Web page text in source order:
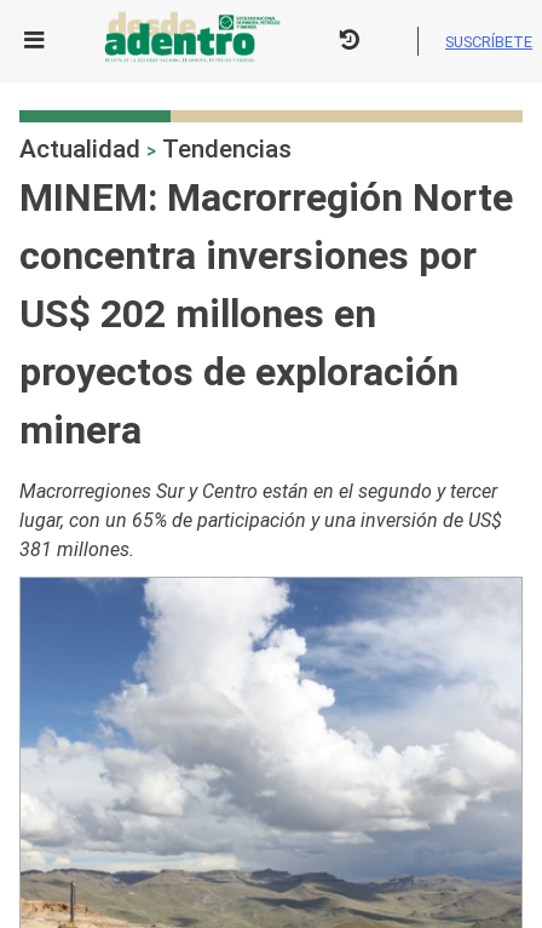
SUSCRÍBETE
Actualidad > Tendencias
MINEM: Macrorregión Norte
concentra inversiones por
US$ 202 millones en
proyectos de exploración
minera
Macrorregiones Sur y Centro están en el segundo y tercer
lugar, con un 65% de participación y una inversión de US$
381 millones.